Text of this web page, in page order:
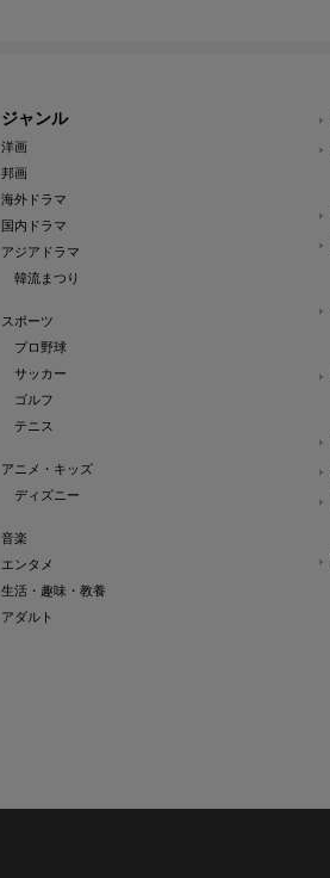
ジャンル
洋画
邦画
海外ドラマ
国内ドラマ
アジアドラマ
韓流まつり
スポーツ
プロ野球
サッカー
ゴルフ
テニス
アニメ・キッズ
ディズニー
音楽
エンタメ
生活・趣味・教養
アダルト